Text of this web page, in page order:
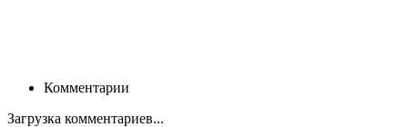
Комментарии
Загрузка комментариев...